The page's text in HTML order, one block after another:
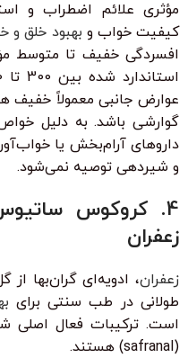
مؤثری علائم اضطراب و
کیفیت خواب و بهبود خلق و
افسردگی خفیف تا متوسط
عوارض جانبی معمولاً خفیف
گوارشی باشد. به دلیل
داروهای آرام‌بخش یا خواب‌آور
و شیردهی توصیه نمی‌شود.
زعفران
زعفران، ادویه‌ای گران‌بها
طولانی در طب سنتی برای
(safranal) هستند.